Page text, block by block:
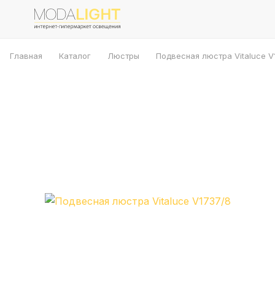
Главная Каталог Люстры Подвесная люстра Vitaluce